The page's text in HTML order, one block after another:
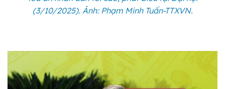
(3/10/2025). Ảnh: Phạm Minh Tuấn-TTXVN.